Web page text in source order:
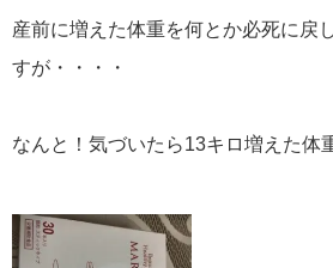
産前に増えた体重を何とか必死に戻
すが・・・・
なんと！気づいたら13キロ増えた体